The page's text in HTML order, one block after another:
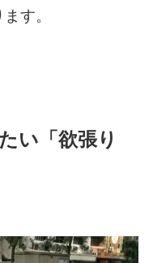
す。
い「欲張り